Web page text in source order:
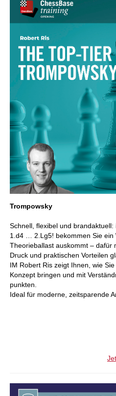
Trompowsky
Schnell, flexibel und
1.d4 … 2.Lg5! bekommen Sie ein
Theorieballast auskommt – dafür
Druck und praktischen Vorteilen
IM Robert Ris zeigt Ihnen, wie
Konzept bringen und mit
punkten.
Ideal für moderne, zeitsparende